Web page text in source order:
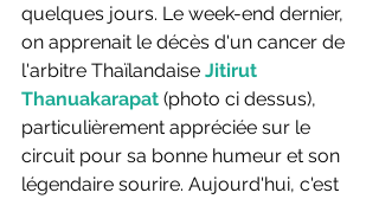
quelques jours. Le week-end dernier,
on apprenait le décès d'un cancer de
l'arbitre Thaïlandaise Jitirut
Thanuakarapat (photo ci dessus),
particulièrement appréciée sur le
circuit pour sa bonne humeur et son
légendaire sourire. Aujourd'hui, c'est